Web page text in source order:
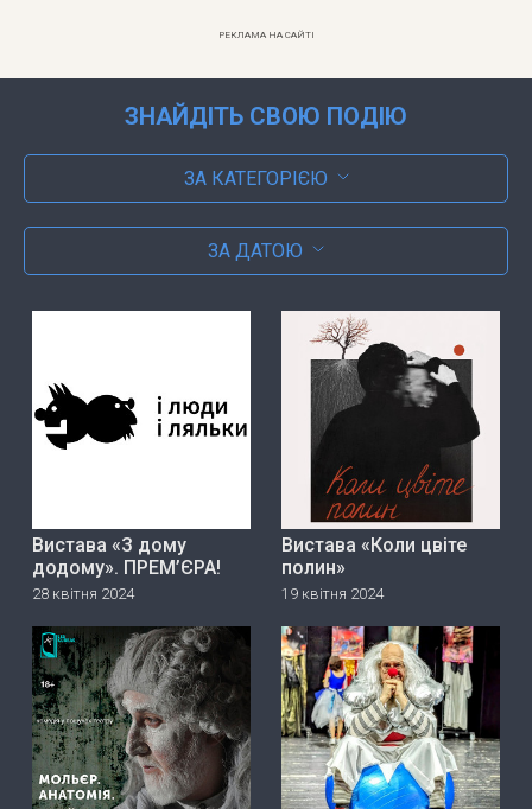
РЕКЛАМА НА САЙТІ
ЗНАЙДІТЬ СВОЮ ПОДІЮ
ЗА КАТЕГОРІЄЮ
ЗА ДАТОЮ
Вистава «З дому
додому». ПРЕМ’ЄРА!
28 квітня 2024
Вистава «Коли цвіте
полин»
19 квітня 2024